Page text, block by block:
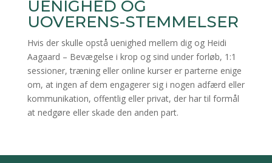
UENIGHED OG
UOVERENS-STEMMELSER
Hvis der skulle opstå uenighed mellem dig og Heidi
Aagaard – Bevægelse i krop og sind under forløb, 1:1
sessioner, træning eller online kurser er parterne enige
om, at ingen af dem engagerer sig i nogen adfærd eller
kommunikation, offentlig eller privat, der har til formål
at nedgøre eller skade den anden part.